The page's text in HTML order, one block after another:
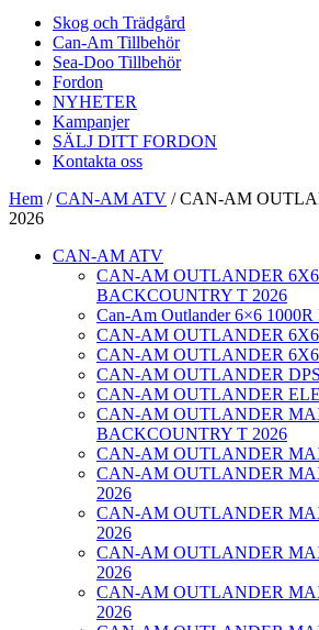
Skog och Trädgård
Can-Am Tillbehör
Sea-Doo Tillbehör
Fordon
NYHETER
Kampanjer
SÄLJ DITT FORDON
Kontakta oss
Hem /CAN-AM ATV / CAN-AM
2026
CAN-AM ATV
CAN-AM OUTLANDER 6X6
BACKCOUNTRY T 2026
Can-Am Outlander 6×6
CAN-AM OUTLANDER 6X6
CAN-AM OUTLANDER 6X6
CAN-AM OUTLANDER
CAN-AM OUTLANDER
CAN-AM OUTLANDER
BACKCOUNTRY T 2026
CAN-AM OUTLANDER
CAN-AM OUTLANDER
2026
CAN-AM OUTLANDER
2026
CAN-AM OUTLANDER
2026
CAN-AM OUTLANDER
2026